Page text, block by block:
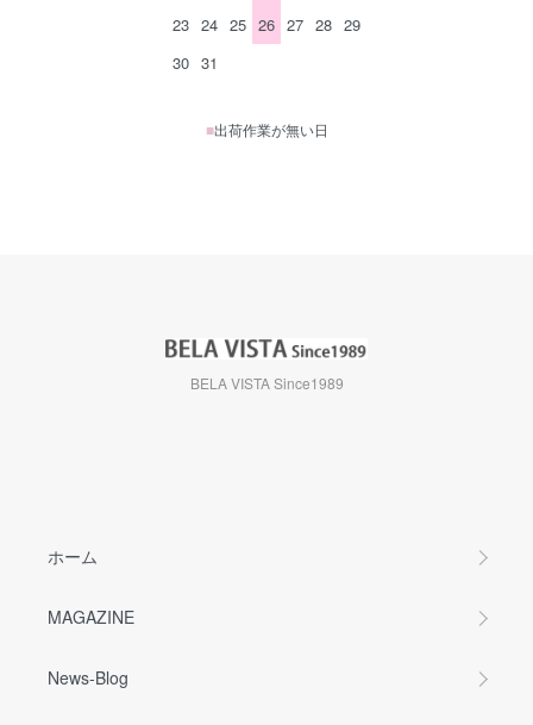
23 24 25 26 27 28 29
30 31
■出荷作業が無い日
BELA VISTA Since1989
ホーム
MAGAZINE
News-Blog